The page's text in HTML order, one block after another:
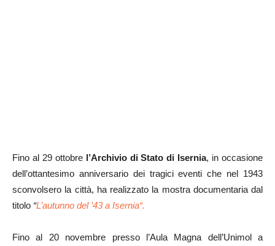
Fino al 29 ottobre l’Archivio di Stato di Isernia, in occasione
dell’ottantesimo anniversario dei tragici eventi che nel 1943
sconvolsero la città, ha realizzato la mostra documentaria dal
titolo “L’autunno del ’43 a Isernia“.
Fino al 20 novembre presso l’Aula Magna dell’Unimol a